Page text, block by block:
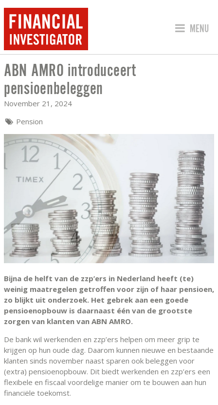
JUMP
MENU
ABN AMRO INTRODUCEERT
ABN AMRO introduceert
pensioenbeleggen
November 21, 2024
Pension
Bijna de helft van de zzp’ers in Nederland heeft (te)
weinig maatregelen getroffen voor zijn of haar pensioen,
zo blijkt uit onderzoek. Het gebrek aan een goede
pensioenopbouw is daarnaast één van de grootste
zorgen van klanten van ABN AMRO.
De bank wil werkenden en zzp’ers helpen om meer grip te
krijgen op hun oude dag. Daarom kunnen nieuwe en bestaande
klanten sinds november naast sparen ook beleggen voor
(extra) pensioenopbouw. Dit biedt werkenden en zzp’ers een
flexibele en fiscaal voordelige manier om te bouwen aan hun
financiële toekomst.